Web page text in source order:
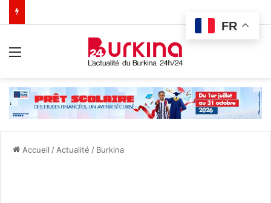
Accueil / Actualité / Burkina
FR